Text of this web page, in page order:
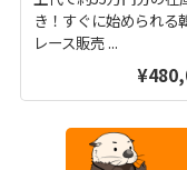
き！すぐに始められる
レース販売 ...